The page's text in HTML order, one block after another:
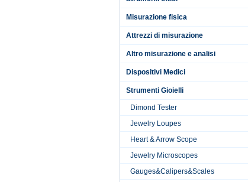
Misurazione fisica
Attrezzi di misurazione
Altro misurazione e analisi
Dispositivi Medici
Strumenti Gioielli
Dimond Tester
Jewelry Loupes
Heart & Arrow Scope
Jewelry Microscopes
Gauges&Calipers&Scales